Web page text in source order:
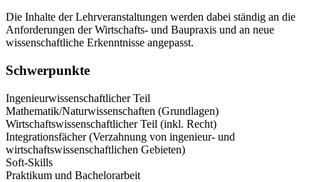
Die Inhalte der Lehrveranstaltungen werden dabei ständig an die
Anforderungen der Wirtschafts- und Baupraxis und an neue
wissenschaftliche Erkenntnisse angepasst.
Schwerpunkte
Ingenieurwissenschaftlicher Teil
Mathematik/Naturwissenschaften (Grundlagen)
Wirtschaftswissenschaftlicher Teil (inkl. Recht)
Integrationsfächer (Verzahnung von ingenieur- und
wirtschaftswissenschaftlichen Gebieten)
Soft-Skills
Praktikum und Bachelorarbeit